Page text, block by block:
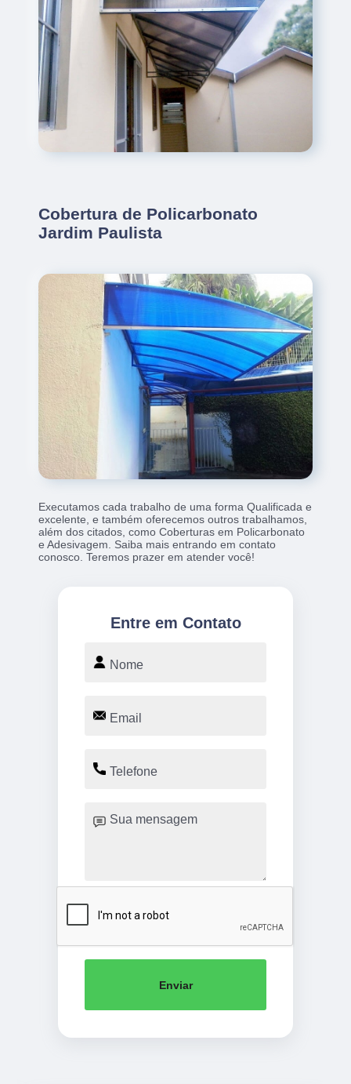
Cobertura de Policarbonato
Jardim Paulista
Executamos cada trabalho de uma forma Qualificada e
excelente, e também oferecemos outros trabalhamos,
além dos citados, como Coberturas em Policarbonato
e Adesivagem. Saiba mais entrando em contato
conosco. Teremos prazer em atender você!
Entre em Contato
Enviar